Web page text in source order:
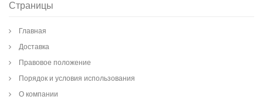
Страницы
Главная
Доставка
Правовое положение
Порядок и условия использования
О компании